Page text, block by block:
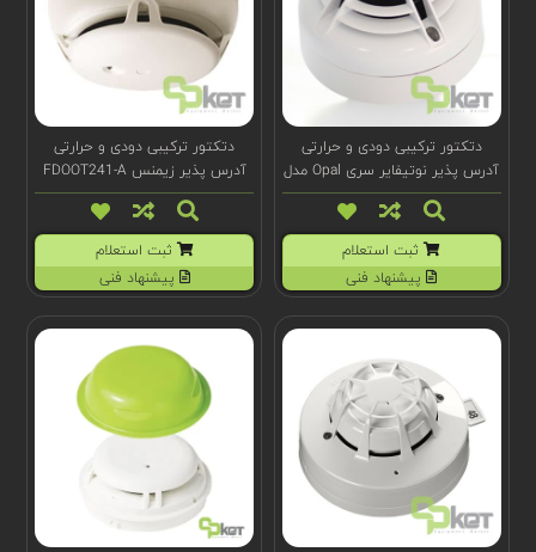
دتکتور ترکیبی دودی و حرارتی
آدرس پذیر نوتیفایر سری Opal مدل
NFXI-SMT2
ثبت استعلام
پیشنهاد فنی
دتکتور ترکیبی دودی و حرارتی
آدرس پذیر زیمنس FDOOT241-A
مدل Sinteso S-LINE
ثبت استعلام
پیشنهاد فنی